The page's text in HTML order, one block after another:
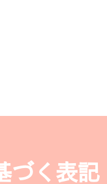
づく表記